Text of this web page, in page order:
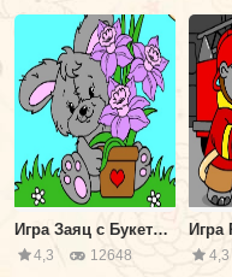
Игра Заяц с Букетом Цветов
4,3 12648 4,3